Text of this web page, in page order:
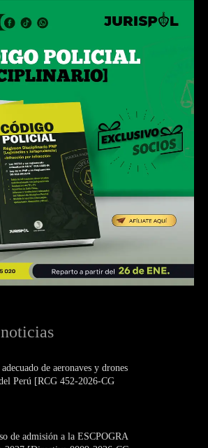
de aeronaves y drones
Perú [RCG 452-2026-CG
de admisión a la ESCPOGRA